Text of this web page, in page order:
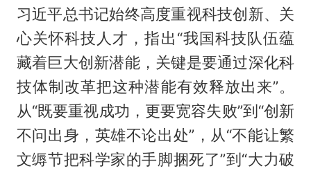
习近平总书记始终高度重视科技创新、关
心关怀科技人才，指出“我国科技队伍蕴
藏着巨大创新潜能，关键是要通过深化科
技体制改革把这种潜能有效释放出来”。
从“既要重视成功，更要宽容失败”到“创新
不问出身，英雄不论出处”，从“不能让繁
文缛节把科学家的手脚捆死了”到“大力破